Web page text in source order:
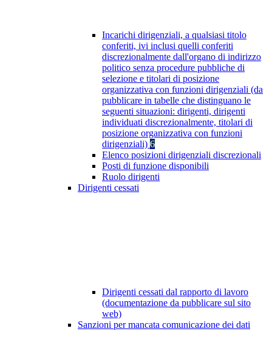
Incarichi dirigenziali, a qualsiasi titolo
conferiti, ivi inclusi quelli conferiti
discrezionalmente dall'organo di indirizzo
politico senza procedure pubbliche di
selezione e titolari di posizione
organizzativa con funzioni dirigenziali (da
pubblicare in tabelle che distinguano le
seguenti situazioni: dirigenti, dirigenti
individuati discrezionalmente, titolari di
posizione organizzativa con funzioni
dirigenziali) 6
Elenco posizioni dirigenziali discrezionali
Posti di funzione disponibili
Ruolo dirigenti
Dirigenti cessati
Dirigenti cessati dal rapporto di lavoro
(documentazione da pubblicare sul sito
web)
Sanzioni per mancata comunicazione dei dati